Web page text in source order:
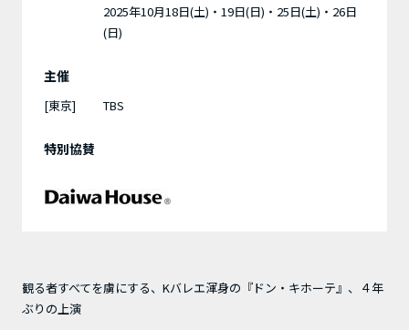
2025年10月18日(土)・19日(日)・25日(土)・26日
(日)
主催
[東京] TBS
特別協賛
観る者すべてを虜にする、Kバレエ渾身の『ドン・キホーテ』、４年
ぶりの上演